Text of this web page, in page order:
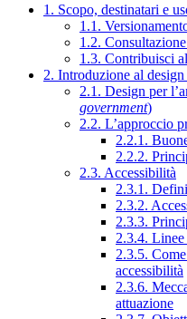
1. Scopo, destinatari e
1.1.
1.2.
1.3. Contribuisci
2. Introduzione al
2.1. Design per
government)
2.2. L’approccio
2.2.1.
2.2.2.
2.3. Accessibilità
2.3.1.
2.3.2.
2.3.3.
2.3.4. Linee
2.3.5.
accessibilità
2.3.6.
attuazione